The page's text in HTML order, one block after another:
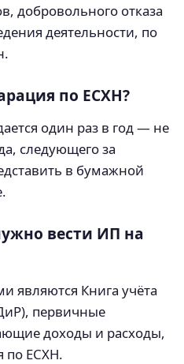
добровольного отказа
деятельности, по
по ЕСХН?
один раз в год — не
следующего за
в бумажной
вести ИП на
являются Книга учёта
первичные
доходы и расходы,
по ЕСХН.